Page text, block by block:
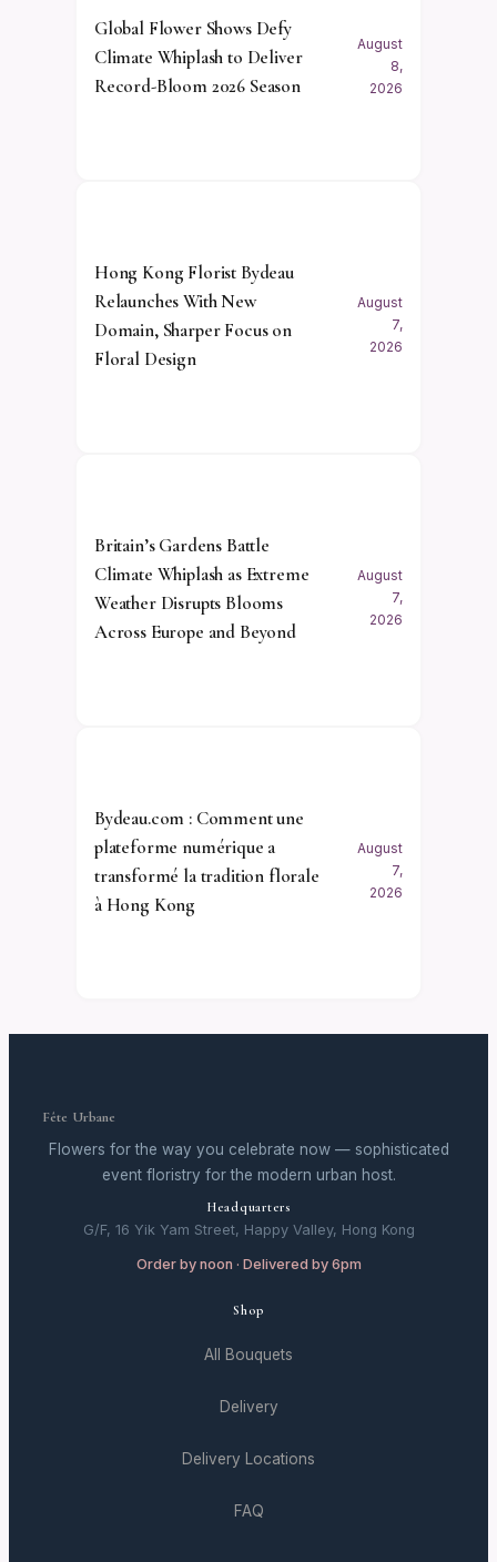
Global Flower Shows Defy
Climate Whiplash to Deliver
Record-Bloom 2026 Season
August
8,
2026
Hong Kong Florist Bydeau
Relaunches With New
Domain, Sharper Focus on
Floral Design
August
7,
2026
Britain’s Gardens Battle
Climate Whiplash as Extreme
Weather Disrupts Blooms
Across Europe and Beyond
August
7,
2026
Bydeau.com : Comment une
plateforme numérique a
transformé la tradition florale
à Hong Kong
August
7,
2026
Fête Urbane
Flowers for the way you celebrate now — sophisticated
event floristry for the modern urban host.
Headquarters
G/F, 16 Yik Yam Street, Happy Valley, Hong Kong
Order by noon · Delivered by 6pm
Shop
All Bouquets
Delivery
Delivery Locations
FAQ